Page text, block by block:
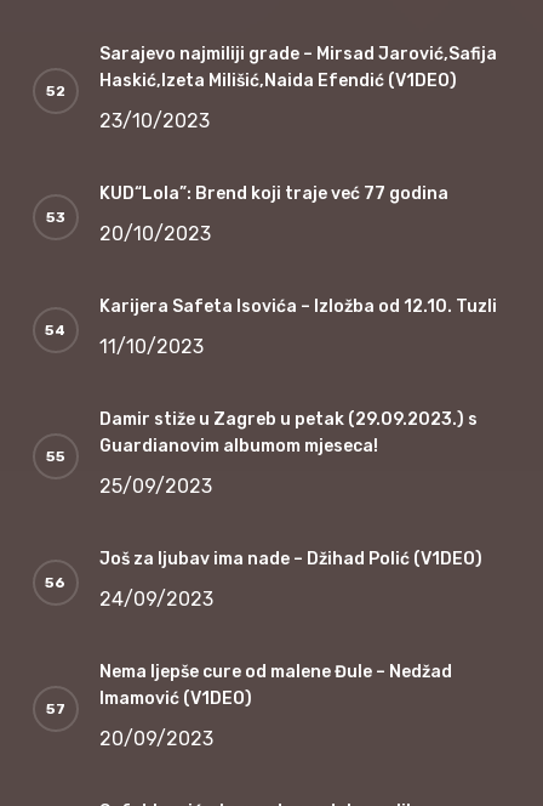
Sarajevo najmiliji grade – Mirsad Jarović,Safija
Haskić,Izeta Milišić,Naida Efendić (V1DEO)
23/10/2023
KUD“Lola”: Brend koji traje već 77 godina
20/10/2023
Karijera Safeta Isovića – Izložba od 12.10. Tuzli
11/10/2023
Damir stiže u Zagreb u petak (29.09.2023.) s
Guardianovim albumom mjeseca!
25/09/2023
Još za ljubav ima nade – Džihad Polić (V1DEO)
24/09/2023
Nema ljepše cure od malene Đule – Nedžad
Imamović (V1DEO)
20/09/2023